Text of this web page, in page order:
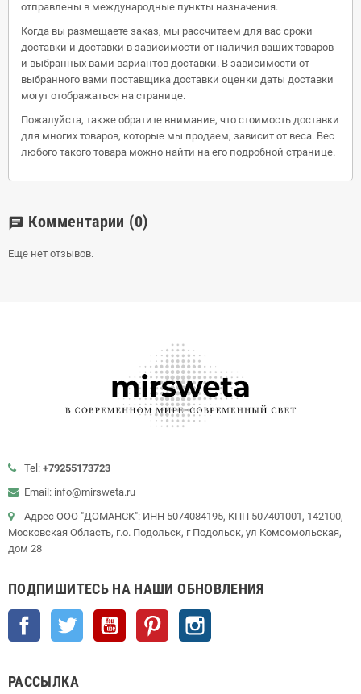
отправлены в международные пункты назначения.
Когда вы размещаете заказ, мы рассчитаем для вас сроки
доставки и доставки в зависимости от наличия ваших товаров
и выбранных вами вариантов доставки. В зависимости от
выбранного вами поставщика доставки оценки даты доставки
могут отображаться на странице.
Пожалуйста, также обратите внимание, что стоимость доставки
для многих товаров, которые мы продаем, зависит от веса. Вес
любого такого товара можно найти на его подробной странице.
chat Комментарии (0)
Еще нет отзывов.
Tel: +79255173723
Email: info@mirsweta.ru
Адрес ООО "ДОМАНСК": ИНН 5074084195, КПП 507401001, 142100,
Московская Область, г.о. Подольск, г Подольск, ул Комсомольская,
дом 28
ПОДПИШИТЕСЬ НА НАШИ ОБНОВЛЕНИЯ
Facebook Twitter YouTube Pinterest
РАССЫЛКА